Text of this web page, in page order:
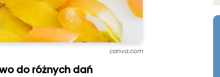
canva.com
do różnych dań